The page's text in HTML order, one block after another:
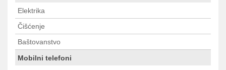
Elektrika
Čišćenje
Baštovanstvo
Mobilni telefoni